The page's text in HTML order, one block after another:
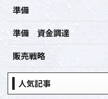
準備
準備 資金調達
販売戦略
人気記事